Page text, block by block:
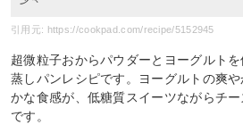
引用元: https://cookpad.com/recipe/5152945
超微粒子おからパウダーとヨーグルト
蒸しパンレシピです。ヨーグルトの爽
かな食感が、低糖質スイーツながらチ
です。